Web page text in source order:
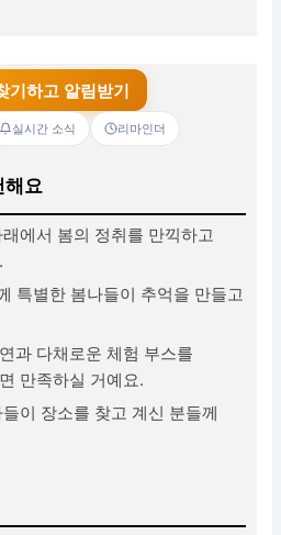
기하고 알림받기
실시간 소식 리마인더
해요
에서 봄의 정취를 만끽하고
특별한 봄나들이 추억을 만들고
과 다채로운 체험 부스를
만족하실 거예요.
이 장소를 찾고 계신 분들께